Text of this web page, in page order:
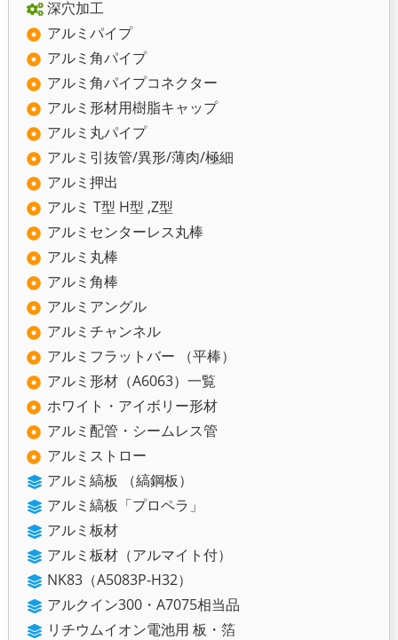
深穴加工
アルミパイプ
アルミ角パイプ
アルミ角パイプコネクター
アルミ形材用樹脂キャップ
アルミ丸パイプ
アルミ引抜管/異形/薄肉/極細
アルミ押出
アルミ T型 H型 ,Z型
アルミセンターレス丸棒
アルミ丸棒
アルミ角棒
アルミアングル
アルミチャンネル
アルミフラットバー （平棒）
アルミ形材（A6063）一覧
ホワイト・アイボリー形材
アルミ配管・シームレス管
アルミストロー
アルミ縞板 （縞鋼板）
アルミ縞板「プロペラ」
アルミ板材
アルミ板材（アルマイト付）
NK83（A5083P-H32）
アルクイン300・A7075相当品
リチウムイオン電池用 板・箔